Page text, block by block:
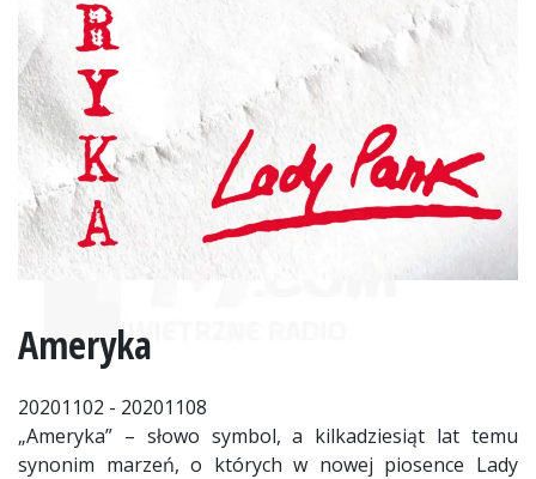
Ameryka
20201102 - 20201108
„Ameryka” – słowo symbol, a kilkadziesiąt lat temu
synonim marzeń, o których w nowej piosence Lady